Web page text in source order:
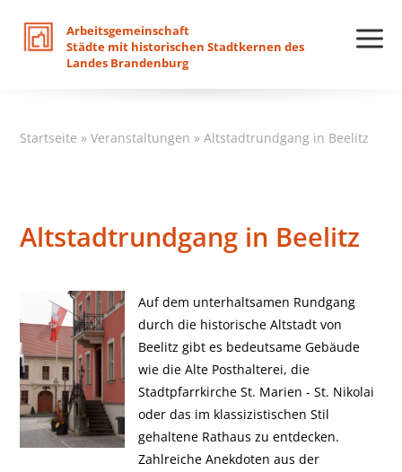
Arbeitsgemeinschaft
Städte mit historischen Stadtkernen des
Landes Brandenburg
Startseite »Veranstaltungen »Altstadtrundgang in Beelitz
Altstadtrundgang in Beelitz
Auf dem unterhaltsamen Rundgang
durch die historische Altstadt von
Beelitz gibt es bedeutsame Gebäude
wie die Alte Posthalterei, die
Stadtpfarrkirche St. Marien - St. Nikolai
oder das im klassizistischen Stil
gehaltene Rathaus zu entdecken.
Zahlreiche Anekdoten aus der